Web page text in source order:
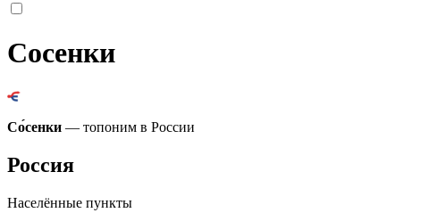
Сосенки
Со́сенки — топоним в России
Россия
Населённые пункты